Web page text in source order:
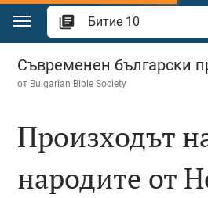
Преминете към съдържанието
Битие 10
Съвременен български
от Bulgarian Bible Society
Произходът
народите от